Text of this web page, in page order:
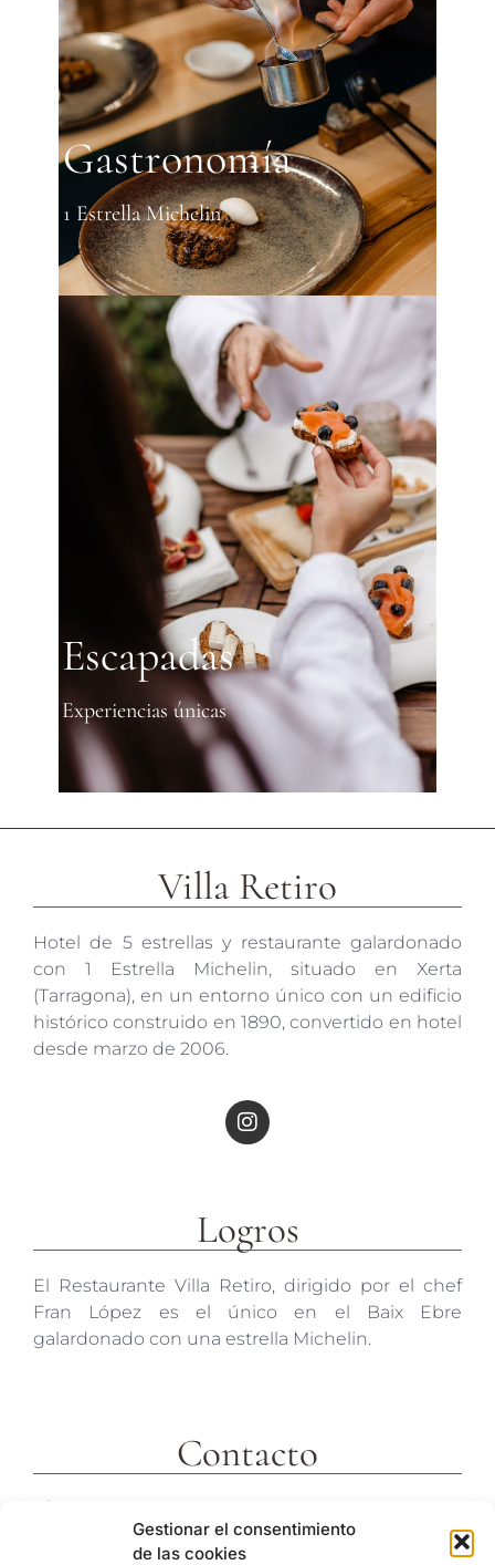
Gestionar el consentimiento
de las cookies
Gastronomía
1 Estrella Michelin
Escapadas
Experiencias únicas
Villa Retiro
Hotel de 5 estrellas y restaurante galardonado
con 1 Estrella Michelin, situado en Xerta
(Tarragona), en un entorno único con un edificio
histórico construido en 1890, convertido en hotel
desde marzo de 2006.
Logros
El Restaurante Villa Retiro, dirigido por el chef
Fran López es el único en el Baix Ebre
galardonado con una estrella Michelin.
Contacto
43592 Xerta